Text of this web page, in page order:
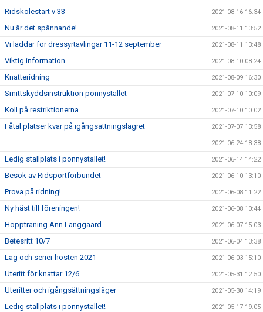
Ridskolestart v 33 2021-08-16 16:34
Nu är det spännande! 2021-08-11 13:52
Vi laddar för dressyrtävlingar 11-12 september 2021-08-11 13:48
Viktig information 2021-08-10 08:24
Knatteridning 2021-08-09 16:30
Smittskyddsinstruktion ponnystallet 2021-07-10 10:09
Koll på restriktionerna 2021-07-10 10:02
Fåtal platser kvar på igångsättningslägret 2021-07-07 13:58
2021-06-24 18:38
Ledig stallplats i ponnystallet! 2021-06-14 14:22
Besök av Ridsportförbundet 2021-06-10 13:10
Prova på ridning! 2021-06-08 11:22
Ny häst till föreningen! 2021-06-08 10:44
Hoppträning Ann Langgaard 2021-06-07 15:03
Betesritt 10/7 2021-06-04 13:38
Lag och serier hösten 2021 2021-06-03 15:10
Uteritt för knattar 12/6 2021-05-31 12:50
Uteritter och igångsättningsläger 2021-05-30 14:19
Ledig stallplats i ponnystallet! 2021-05-17 19:05